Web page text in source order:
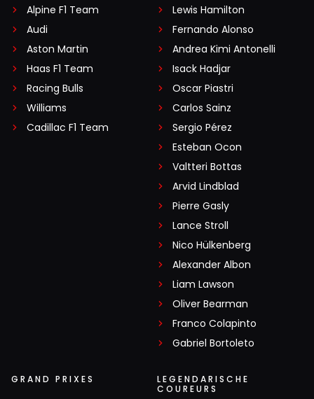
Alpine F1 Team
Audi
Aston Martin
Haas F1 Team
Racing Bulls
Williams
Cadillac F1 Team
Lewis Hamilton
Fernando Alonso
Andrea Kimi Antonelli
Isack Hadjar
Oscar Piastri
Carlos Sainz
Sergio Pérez
Esteban Ocon
Valtteri Bottas
Arvid Lindblad
Pierre Gasly
Lance Stroll
Nico Hülkenberg
Alexander Albon
Liam Lawson
Oliver Bearman
Franco Colapinto
Gabriel Bortoleto
GRAND PRIXES
LEGENDARISCHE
COUREURS